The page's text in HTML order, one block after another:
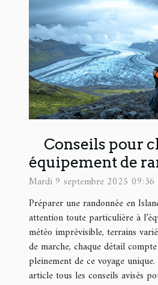
Conseils pour
équipement de
Islande
Mardi 9 septembre 2025 09:36
Préparer une randonnée en
attention toute particulière à
météo imprévisible, terrains
de marche, chaque détail
pleinement de ce voyage
article tous les conseils avisés